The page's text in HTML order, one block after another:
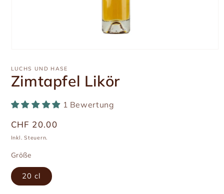
in
Modal
öffnen
LUCHS UND HASE
Zimtapfel Likör
1 Bewertung
Üblicher
Preis
CHF 20.00
Inkl. Steuern.
Größe
20 cl